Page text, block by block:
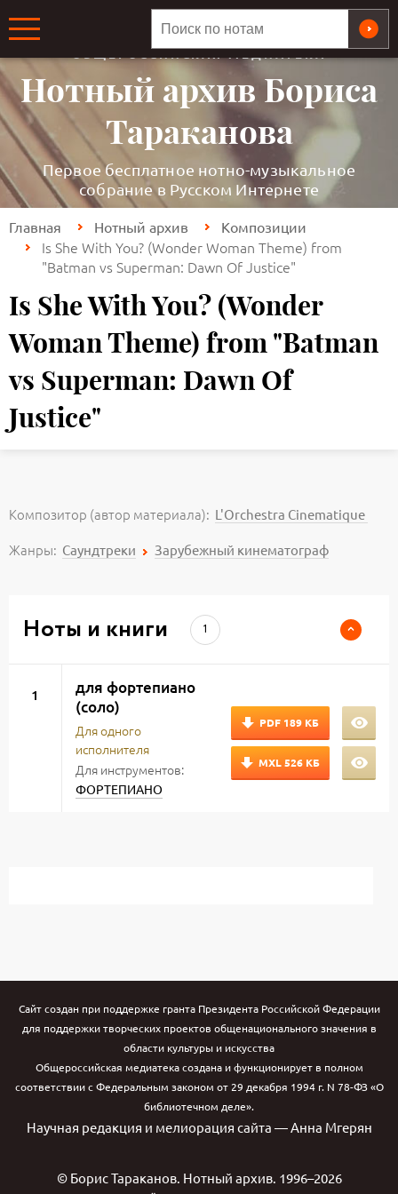
ОБЩЕРОССИЙСКАЯ МЕДИАТЕКА
Нотный архив Бориса
Тараканова
Первое бесплатное нотно-музыкальное
собрание в Русском Интернете
Главная Нотный архив Композиции
Is She With You? (Wonder Woman Theme) from
"Batman vs Superman: Dawn Of Justice"
Is She With You? (Wonder
Woman Theme) from "Batman
vs Superman: Dawn Of
Justice"
Композитор (автор материала): L'Orchestra Cinematique
Жанры: Саундтреки Зарубежный кинематограф
Ноты и книги 1
1
для фортепиано
(соло)
Для одного
исполнителя
Для инструментов:
ФОРТЕПИАНО
PDF 189 КБ
MXL526 КБ
Сайт создан при поддержке гранта Президента Российской Федерации
для поддержки творческих проектов общенационального значения в
области культуры и искусства
Общероссийская медиатека создана и функционирует в полном
соответствии с Федеральным законом от 29 декабря 1994 г. N 78-ФЗ «О
библиотечном деле».
Научная редакция и мелиорация сайта — Анна Мгерян
© Борис Тараканов. Нотный архив. 1996–2026